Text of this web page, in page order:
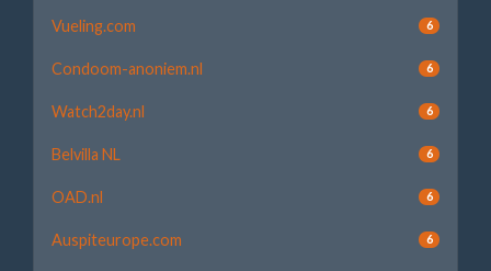
Vueling.com 6
Condoom-anoniem.nl 6
Watch2day.nl 6
Belvilla NL 6
OAD.nl 6
Auspiteurope.com 6